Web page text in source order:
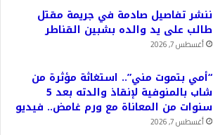
ننشر تفاصيل صادمة في جريمة مقتل
طالب على يد والده بشبين القناطر
أغسطس 7, 2026
“أمي بتموت مني”.. استغاثة مؤثرة من
شاب بالمنوفية لإنقاذ والدته بعد 5
سنوات من المعاناة مع ورم غامض.. فيديو
أغسطس 7, 2026